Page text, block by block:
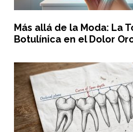
Más allá de la Moda: La
Botulínica en el Dolor